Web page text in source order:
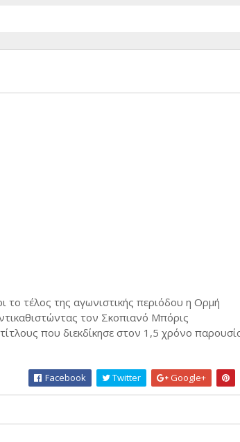
το τέλος της αγωνιστικής περιόδου η Ορμή
τον Σκοπιανό Μπόρις
που διεκδίκησε στον 1,5 χρόνο
Facebook Twitter Google+